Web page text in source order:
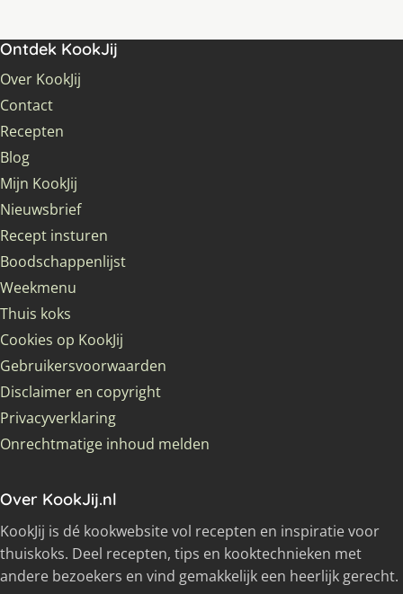
Ontdek KookJij
Over KookJij
Contact
Recepten
Blog
Mijn KookJij
Nieuwsbrief
Recept insturen
Boodschappenlijst
Weekmenu
Thuis koks
Cookies op KookJij
Gebruikersvoorwaarden
Disclaimer en copyright
Privacyverklaring
Onrechtmatige inhoud melden
Over KookJij.nl
KookJij is dé kookwebsite vol recepten en inspiratie voor
thuiskoks. Deel recepten, tips en kooktechnieken met
andere bezoekers en vind gemakkelijk een heerlijk gerecht.